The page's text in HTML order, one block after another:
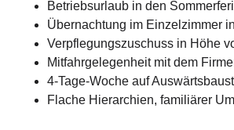
Betriebsurlaub in den
Übernachtung im Einzelzimmer
Verpflegungszuschuss in Höhe
Mitfahrgelegenheit mit dem
4-Tage-Woche auf
Flache Hierarchien, familiärer